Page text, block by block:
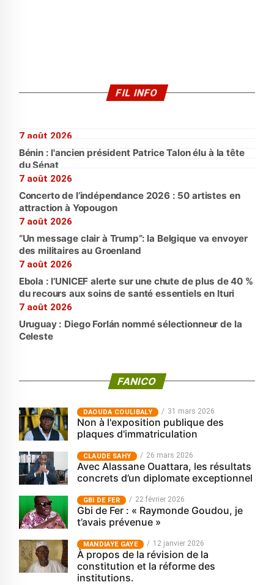
FIL INFO
7 août 2026
Bénin : l'ancien président Patrice Talon élu à la tête
du Sénat
7 août 2026
Concerto de l’indépendance 2026 : 50 artistes en
attraction à Yopougon
7 août 2026
“Un message clair à Trump”: la Belgique va envoyer
des militaires au Groenland
7 août 2026
Ebola : l’UNICEF alerte sur une chute de plus de 40 %
du recours aux soins de santé essentiels en Ituri
7 août 2026
Uruguay : Diego Forlán nommé sélectionneur de la
Celeste
FANICO
‎DAOUDA COULIBALY 31 mars 2026
Non à l'exposition publique des
plaques d'immatriculation
CLAUDE SAHY 26 mars 2026
Avec Alassane Ouattara, les résultats
concrets d’un diplomate exceptionnel
GBI DE FER 22 février 2026
Gbi de Fer : « Raymonde Goudou, je
t’avais prévenue »
MANDIAYE GAYE 12 janvier 2026
À propos de la révision de la
constitution et la réforme des
institutions.